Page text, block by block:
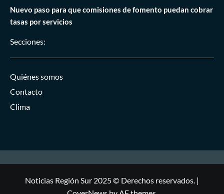
Nuevo paso para que comisiones de fomento puedan cobrar
tasas por servicios
Secciones:
Quiénes somos
Contacto
Clima
Noticias Región Sur 2025 © Derechos reservados. |